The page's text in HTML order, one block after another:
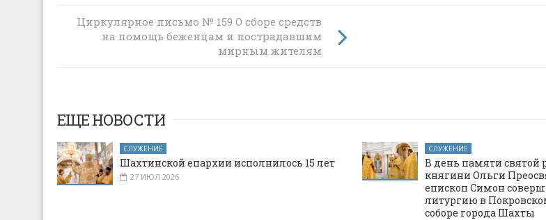
Циркулярное письмо № 33 о молитве о
скорейшем восстановлении мира
Циркулярное письмо № 159 О сборе средств
на помощь беженцам и пострадавшим
мирным жителям
ЕЩЕ НОВОСТИ
СЛУЖЕНИЕ
Шахтинской епархии исполнилось 15 лет
27 ИЮЛ 2026
СЛУЖЕНИЕ
В день памяти святой
княгини Ольги
епископ Симон
литургию в
соборе города Шахты